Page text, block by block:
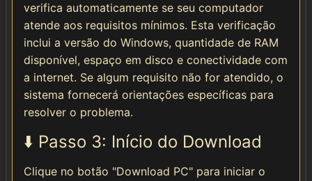
verifica automaticamente se seu computador
atende aos requisitos mínimos. Esta verificação
inclui a versão do Windows, quantidade de RAM
disponível, espaço em disco e conectividade com
a internet. Se algum requisito não for atendido, o
sistema fornecerá orientações específicas para
resolver o problema.
⬇️ Passo 3: Início do Download
Clique no botão "Download PC" para iniciar o